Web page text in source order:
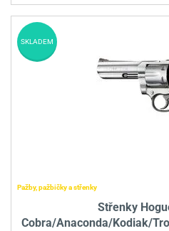
Pažby, pažbičky a střenky
Střenky
Cobra/Anaconda/Kodiak/
SKLADEM